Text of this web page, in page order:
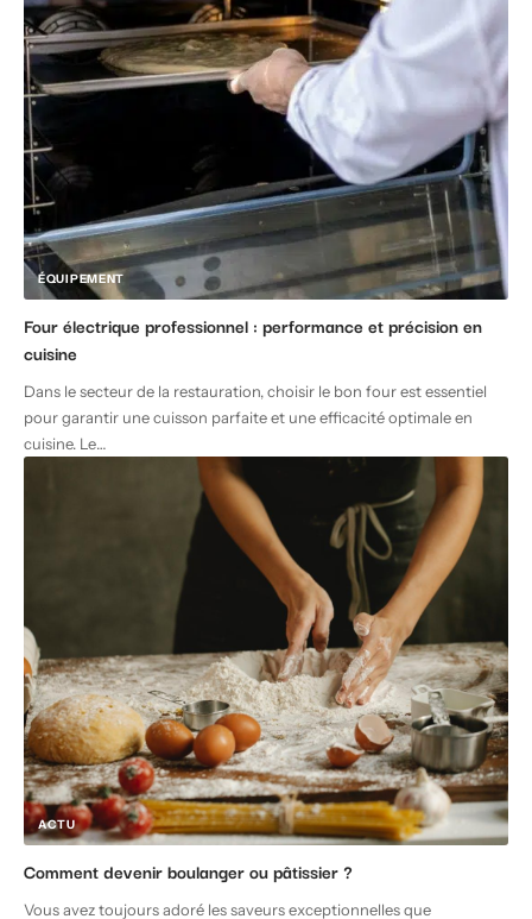
ÉQUIPEMENT
Four électrique professionnel : performance et précision en
cuisine
Dans le secteur de la restauration, choisir le bon four est essentiel
pour garantir une cuisson parfaite et une efficacité optimale en
cuisine. Le…
ACTU
Comment devenir boulanger ou pâtissier ?
Vous avez toujours adoré les saveurs exceptionnelles que